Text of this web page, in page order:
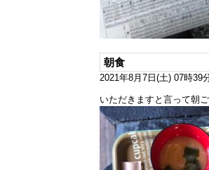
朝食
2021年8月7日(土) 07時39
いただきますと言って朝